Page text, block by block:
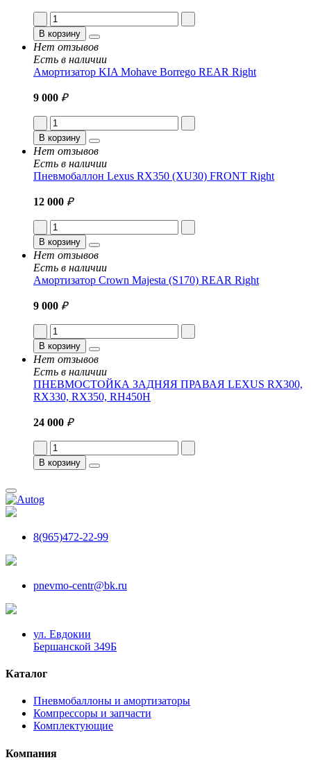
В корзину
Нет отзывов
Есть в наличии
Амортизатор KIA Mohave Borrego REAR Right
9 000 ₽
В корзину
Нет отзывов
Есть в наличии
Пневмобаллон Lexus RX350 (XU30) FRONT Right
12 000 ₽
В корзину
Нет отзывов
Есть в наличии
Амортизатор Crown Majesta (S170) REAR Right
9 000 ₽
В корзину
Нет отзывов
Есть в наличии
ПНЕВМОСТОЙКА ЗАДНЯЯ ПРАВАЯ LEXUS RX300,
RX330, RX350, RH450H
24 000 ₽
В корзину
8(965)472-22-99
pnevmo-centr@bk.ru
ул. Евдокии
Бершанской 349Б
Каталог
Пневмобаллоны и амортизаторы
Компрессоры и запчасти
Комплектующие
Компания